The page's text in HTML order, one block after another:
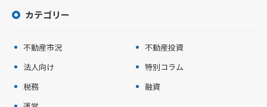
カテゴリー
不動産市況
不動産投資
法人向け
特別コラム
税務
融資